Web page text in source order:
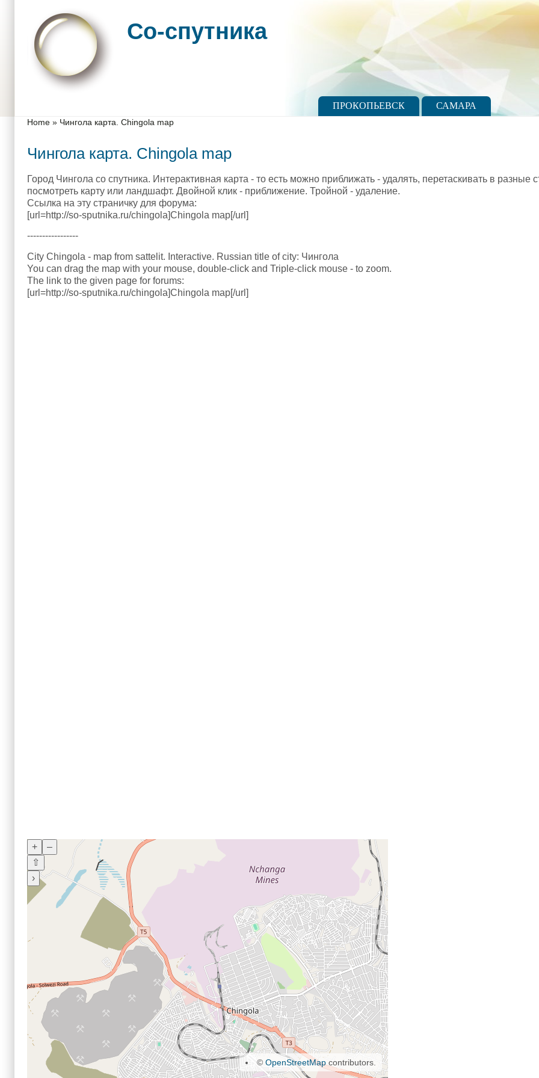
Со-спутника
ПРОКОПЬЕВСК
САМАРА
You are here
Home » Чингола карта. Chingola map
Чингола карта. Chingola map
Город Чингола со спутника. Интерактивная карта - то есть можно приближать - удалять, перетаскивать в
посмотреть карту или ландшафт. Двойной клик - приближение. Тройной - удаление.
Ссылка на эту страничку для форума:
[url=http://so-sputnika.ru/chingola]Chingola map[/url]
-----------------
City Chingola - map from sattelit. Interactive. Russian title of city: Чингола
You can drag the map with your mouse, double-click and Triple-click mouse - to zoom.
The link to the given page for forums:
[url=http://so-sputnika.ru/chingola]Chingola map[/url]
+
–
⇧
›
© OpenStreetMap contributors.